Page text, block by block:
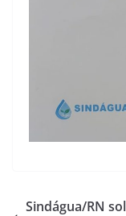
Sindágua/RN